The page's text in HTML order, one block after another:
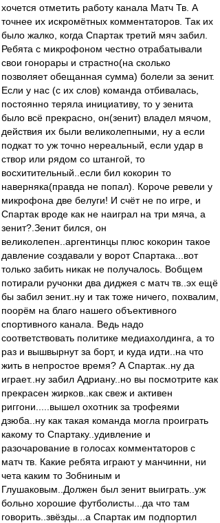
хочется отметить работу канала Матч Тв. А
точнее их искромётных комментаторов. Так их
было жалко, когда Спартак третий мяч забил.
Ребята с микрофоном честно отрабатывали
свои гонорары и страстно(на сколько
позволяет обещанная сумма) болели за зенит.
Если у нас (с их слов) команда отбивалась,
постоянно теряла инициативу, то у зенита
было всё прекрасно, он(зенит) владел мячом,
действия их были великолепными, ну а если
подкат то уж точно нереальный, если удар в
створ или рядом со штангой, то
восхитительный..если бил кокорин то
наверняка(правда не попал). Короче ревели у
микрофона две белуги! И счёт не по игре, и
Спартак вроде как не наиграл на три мяча, а
зенит?.Зенит бился, он
великолепен..аргентинцы плюс кокорин такое
давление создавали у ворот Спартака...вот
только забить никак не получалось. Вобщем
потирали ручонки два диджея с матч тв..эх ещё
бы забил зенит..ну и так тоже ничего, похвалим,
поорём на благо нашего объективного
спортивного канала. Ведь надо
соответствовать политике медиахолдинга, а то
раз и вышвырнут за борт, и куда идти..на что
жить в непростое время? А Спартак..ну да
играет..ну забил Адриану..но вы посмотрите как
прекрасен жирков..как свеж и активен
риггони.....вышел охотник за трофеями
дзюба..ну как такая команда могла проиграть
какому то Спартаку..удивление и
разочарование в голосах комментаторов с
матч тв. Какие ребята играют у манчинни, ни
чета каким то Зобниным и
Глушаковым..Должен был зенит выиграть..уж
больно хорошие футболисты...да что там
говорить..звёзды...а Спартак им подпортил